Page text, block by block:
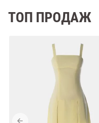
ТОП ПРОДАЖ